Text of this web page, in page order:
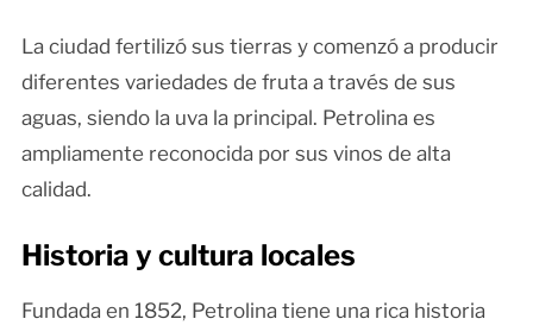
La ciudad fertilizó sus tierras y comenzó a producir
diferentes variedades de fruta a través de sus
aguas, siendo la uva la principal. Petrolina es
ampliamente reconocida por sus vinos de alta
calidad.
Historia y cultura locales
Fundada en 1852, Petrolina tiene una rica historia